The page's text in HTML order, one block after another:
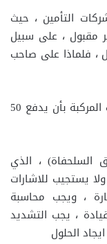
التأمين ، حيث
مقبول ، على سبيل
، فلماذا على صاحب
أيضاً لماذا تقوم شركة التأمين وتُلزم صاحب المركبة بأن يدفع 50
، الذي
يستجيب للاشارات
، ويجب محاسبة
، يجب التشديد
الحلول